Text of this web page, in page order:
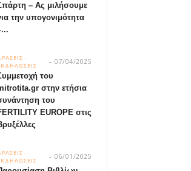
– Ας μιλήσουμε
την υπογονιμότητα
του
στην ετήσια
του
EUROPE στις
-
07/04/2025
-
06/01/2025